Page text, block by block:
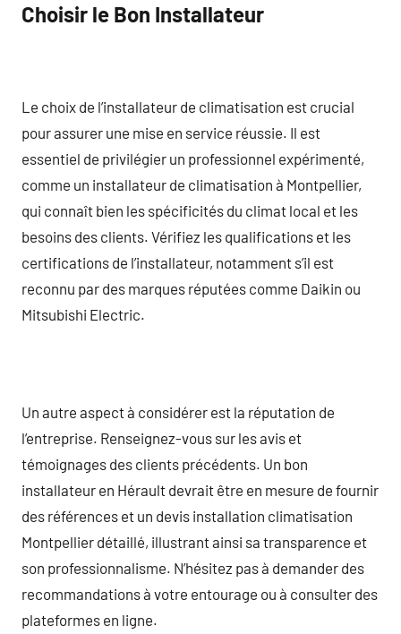
Choisir le Bon Installateur
Le choix de l’installateur de climatisation est crucial
pour assurer une mise en service réussie. Il est
essentiel de privilégier un professionnel expérimenté,
comme un installateur de climatisation à Montpellier,
qui connaît bien les spécificités du climat local et les
besoins des clients. Vérifiez les qualifications et les
certifications de l’installateur, notamment s’il est
reconnu par des marques réputées comme Daikin ou
Mitsubishi Electric.
Un autre aspect à considérer est la réputation de
l’entreprise. Renseignez-vous sur les avis et
témoignages des clients précédents. Un bon
installateur en Hérault devrait être en mesure de fournir
des références et un devis installation climatisation
Montpellier détaillé, illustrant ainsi sa transparence et
son professionnalisme. N’hésitez pas à demander des
recommandations à votre entourage ou à consulter des
plateformes en ligne.